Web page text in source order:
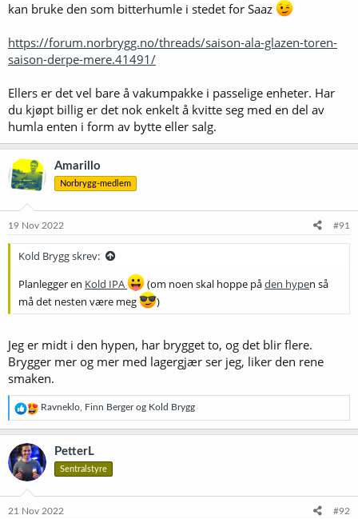
kan bruke den som bitterhumle i stedet for Saaz
https://forum.norbrygg.no/threads/saison-ala-glazen-toren-
saison-derpe-mere.41491/
Ellers er det vel bare å vakumpakke i passelige enheter. Har
du kjøpt billig er det nok enkelt å kvitte seg med en del av
humla enten i form av bytte eller salg.
Amarillo
Norbrygg-medlem
19 Nov 2022 #91
Kold Brygg skrev:
Planlegger en Kold IPA (om noen skal hoppe påden hypen så
må det nesten være meg
)
Jeg er midt i den hypen, har brygget to, og det blir flere.
Brygger mer og mer med lagergjær ser jeg, liker den rene
smaken.
R
e
a
s
j
n
e
Ravneklo Finn Bergerog Kold Brygg
PetterL
Sentralstyre
21 Nov 2022 #92